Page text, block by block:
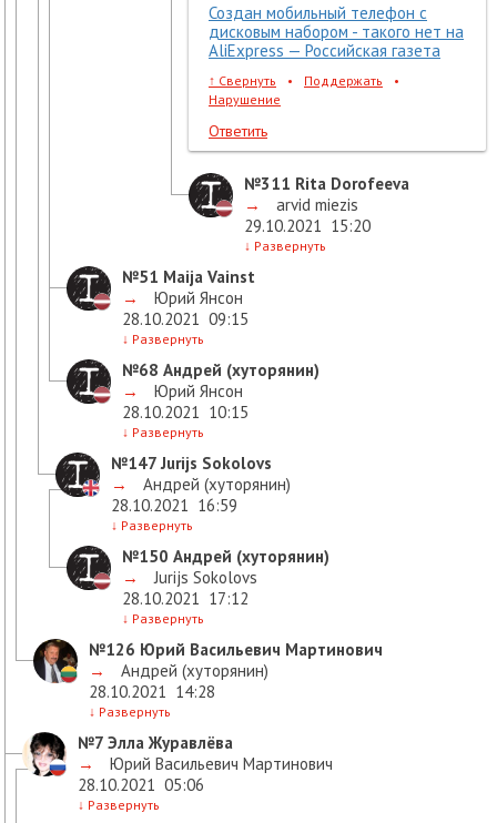
Создан мобильный телефон с
дисковым набором - такого нет на
AliExpress — Российская газета
↑ Свернуть • Поддержать
•
Нарушение
Ответить
№311 Rita Dorofeeva
→
arvid miezis
29.10.2021 15:20
↓ Развернуть
№51 Maija Vainst
→
Юрий Янсон
28.10.2021 09:15
↓ Развернуть
№68 Андрей (хуторянин)
→
Юрий Янсон
28.10.2021 10:15
↓ Развернуть
№147 Jurijs Sokolovs
→
Андрей (хуторянин)
28.10.2021 16:59
↓ Развернуть
№150 Андрей (хуторянин)
→
Jurijs Sokolovs
28.10.2021 17:12
↓ Развернуть
№126 Юрий Васильевич Мартинович
→
Андрей (хуторянин)
28.10.2021 14:28
↓ Развернуть
№7 Элла Журавлёва
→
Юрий Васильевич Мартинович
28.10.2021 05:06
↓ Развернуть